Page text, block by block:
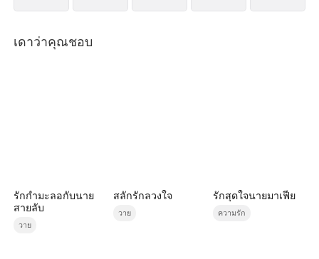
เดาว่าคุณชอบ
รักกำมะลอกับนาย
สายลับ
วาย
สลักรักลวงใจ
วาย
รักสุดใจนายมาเฟีย
ความรัก